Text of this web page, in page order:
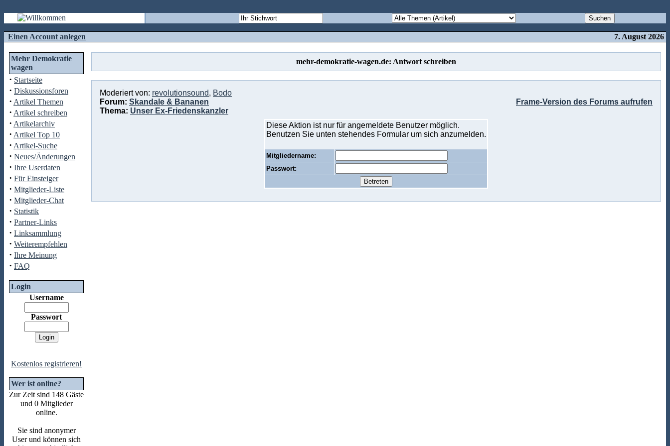
Einen Account anlegen 7. August 2026
Mehr Demokratie
wagen
· Startseite
· Diskussionsforen
· Artikel Themen
· Artikel schreiben
· Artikelarchiv
· Artikel Top 10
· Artikel-Suche
· Neues/Änderungen
· Ihre Userdaten
· Für Einsteiger
· Mitglieder-Liste
· Mitglieder-Chat
· Statistik
· Partner-Links
· Linksammlung
· Weiterempfehlen
· Ihre Meinung
· FAQ
Login
Username
Passwort
Kostenlos registrieren!
Wer ist online?
Zur Zeit sind 148 Gäste
und 0 Mitglieder
online.
Sie sind anonymer
User und können sich
mehr-demokratie-wagen.de: Antwort schreiben
Moderiert von: revolutionsound, Bodo
Forum: Skandale & Bananen
Thema: Unser Ex-Friedenskanzler
Frame-Version des Forums aufrufen
Diese Aktion ist nur für angemeldete Benutzer möglich.
Benutzen Sie unten stehendes Formular um sich anzumelden.
Mitgliedername:
Passwort: